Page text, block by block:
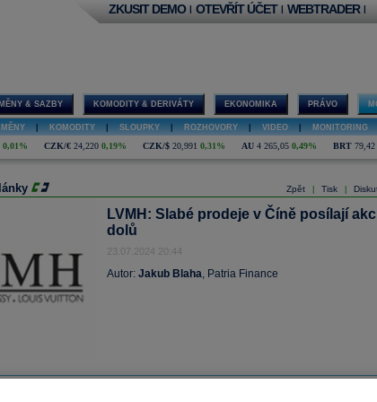
ZKUSIT DEMO | OTEVŘÍT ÚČET | WEBTRADER |
MĚNY & SAZBY KOMODITY & DERIVÁTY EKONOMIKA PRÁVO
MĚNY KOMODITY SLOUPKY ROZHOVORY VIDEO MONITORING
0,01% CZK/€ 24,220 0,19% CZK/$ 20,991 0,31% AU 4 265,05 0,49% BRT 79,42
Zpět Tisk
LVMH: Slabé prodeje v Číně posílají
dolů
23.07.2024 20:44
Autor: Jakub Blaha, Patria Finance